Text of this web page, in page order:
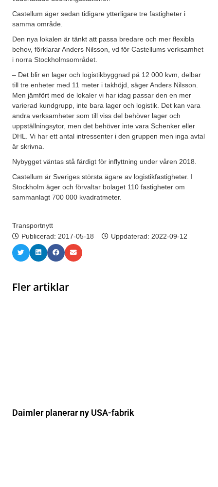
Castellum äger sedan tidigare ytterligare tre fastigheter i
samma område.
Den nya lokalen är tänkt att passa bredare och mer flexibla
behov, förklarar Anders Nilsson, vd för Castellums verksamhet
i norra Stockholmsområdet.
– Det blir en lager och logistikbyggnad på 12 000 kvm, delbar
till tre enheter med 11 meter i takhöjd, säger Anders Nilsson.
Men jämfört med de lokaler vi har idag passar den en mer
varierad kundgrupp, inte bara lager och logistik. Det kan vara
andra verksamheter som till viss del behöver lager och
uppställningsytor, men det behöver inte vara Schenker eller
DHL. Vi har ett antal intressenter i den gruppen men inga avtal
är skrivna.
Nybygget väntas stå färdigt för inflyttning under våren 2018.
Castellum är Sveriges största ägare av logistikfastigheter. I
Stockholm äger och förvaltar bolaget 110 fastigheter om
sammanlagt 700 000 kvadratmeter.
Transportnytt
Publicerad: 2017-05-18 Uppdaterad: 2022-09-12
Fler artiklar
Daimler planerar ny USA-fabrik